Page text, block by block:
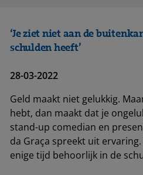
‘Je ziet niet aan de
schulden heeft’
28-03-2022
Geld maakt niet gelukkig.
hebt, dan maakt dat je
stand-up comedian en
da Graça spreekt uit
enige tijd behoorlijk in de